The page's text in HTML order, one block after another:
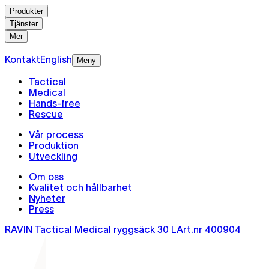
Produkter
Tjänster
Mer
KontaktEnglish Meny
Tactical
Medical
Hands-free
Rescue
Vår process
Produktion
Utveckling
Om oss
Kvalitet och hållbarhet
Nyheter
Press
RAVIN Tactical Medical ryggsäck 30 LArt.nr 400904